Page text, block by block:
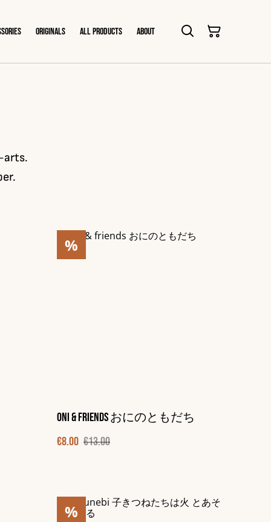
Originals All products About
arts.
%
Oni & friends おにのともだち
€8.00 €13.00
%